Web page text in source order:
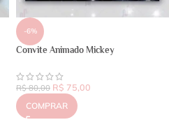
-6%
Convite Animado Mickey
R$80,00 R$ 75,00
COMPRAR